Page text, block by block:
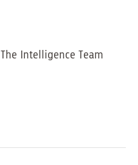
The Intelligence Team